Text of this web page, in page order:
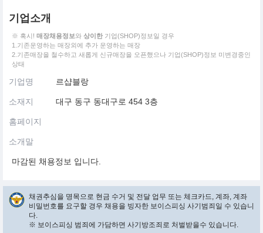
기업소개
※ 혹시! 매장채용정보와 상이한 기업(SHOP)정보일 경우
1.기존운영하는 매장외에 추가 운영하는 매장
2.기존매장을 철수하고 새롭게 신규매장을 오픈했으나 기업(SHOP)정보 미변경중인
상태
기업명 르샵블랑
소재지 대구 동구 동대구로 454 3층
홈페이지
소개말
마감된 채용정보 입니다.
채권추심을 명목으로 현금 수거 및 전달 업무 또는 체크카드, 계좌, 계좌
비밀번호를 요구할 경우 채용을 빙자한 보이스피싱 사기범죄일 수 있습니
다.
※ 보이스피싱 범죄에 가담하면 사기방조죄로 처벌받을수 있습니다.